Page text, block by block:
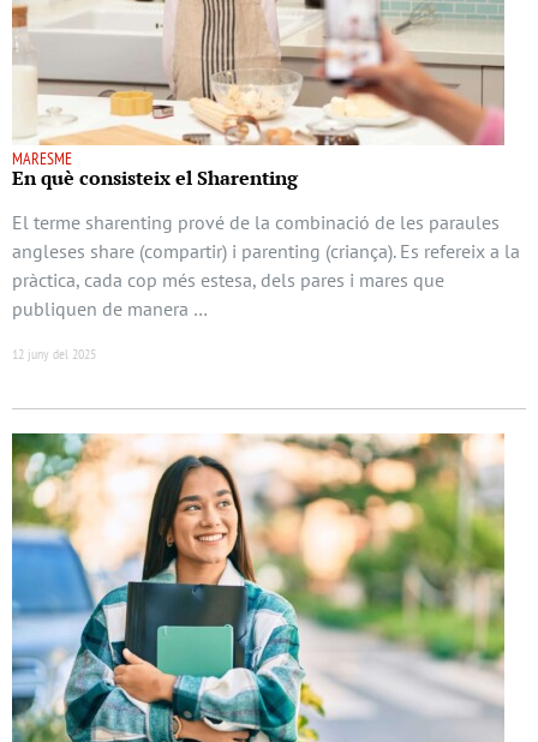
MARESME
En què consisteix el Sharenting
El terme sharenting prové de la combinació de les paraules
angleses share (compartir) i parenting (criança). Es refereix a la
pràctica, cada cop més estesa, dels pares i mares que
publiquen de manera …
12 juny del 2025